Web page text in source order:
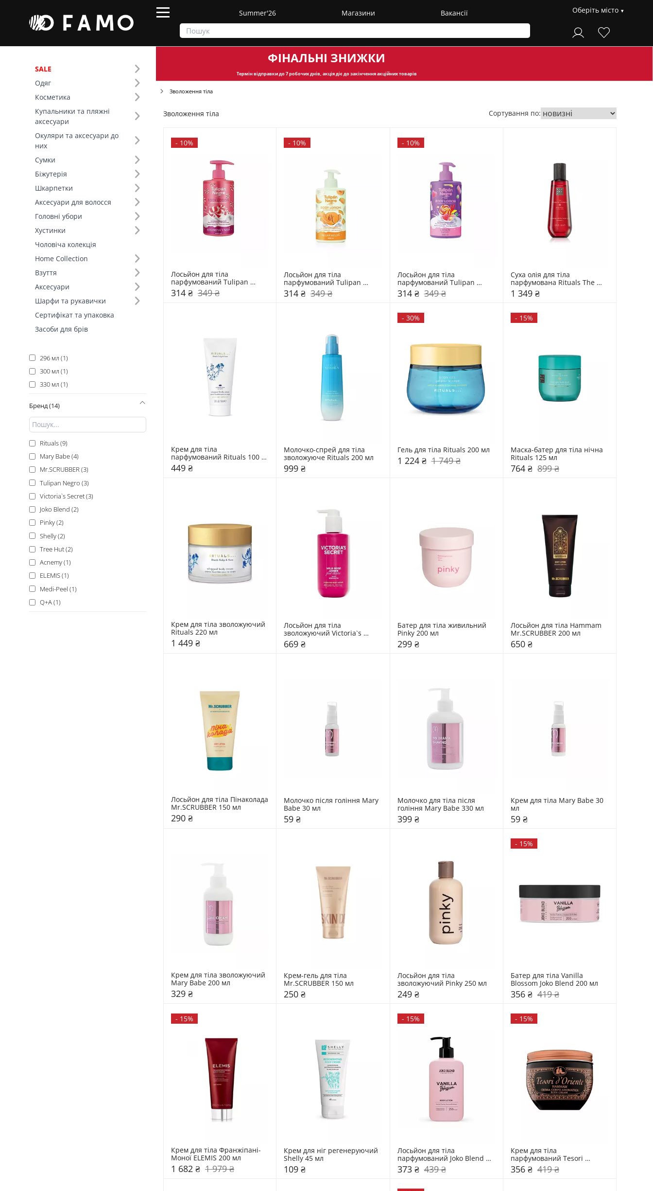
Summer'26 Магазини Вакансії Оберіть місто
SALE
Одяг
Косметика
Купальники та пляжні
аксесуари
Окуляри та аксесуари до
них
Сумки
Біжутерія
Шкарпетки
Аксесуари для волосся
Головні убори
Хустинки
Чоловіча колекція
Home Collection
Взуття
Аксесуари
Шарфи та рукавички
Сертифікат та упаковка
Засоби для брів
ФІНАЛЬНІ ЗНИЖКИ
Термін відправкидо 7 робочих днів, акція діє до закінчення акційних товарів
Догляд за тілом Зволоження тіла
Фільтр
Ціна
SALE
Розмір (17)
236 мл (2)
30 мл (2)
100 мл (1)
125 мл (1)
240 мл (1)
296 мл (1)
300 мл (1)
330 мл (1)
50 мл (1)
70 мл (1)
Бренд (14)
Rituals (9)
Mary Babe (4)
Mr.SCRUBBER (3)
Tulipan Negro (3)
Victoria`s Secret (3)
Joko Blend (2)
Pinky (2)
Shelly (2)
Tree Hut (2)
Acnemy (1)
ELEMIS (1)
Medi-Peel (1)
Q+A (1)
Зволоження тіла Сортування по:
- 10%
Лосьйон для тіла
парфумований Tulipan
Negro Полуничний крем
314 ₴ 349 ₴
- 10%
Лосьйон для тіла
парфумований Tulipan
Negro Цукрова диня
314 ₴ 349 ₴
- 10%
Лосьйон для тіла
парфумований Tulipan
Negro Солодкі Фантазії
314 ₴ 349 ₴
Суха олія для тіла
парфумована Rituals The
Ritual of Ayurveda
1 349 ₴
Крем для тіла
парфумований Rituals 100
мл
449 ₴
Молочко-спрей для тіла
999 ₴
- 30%
1 224 ₴ 1 749 ₴
- 15%
Маска-батер для тіла нічна
764 ₴ 899 ₴
Крем для тіла зволожуючий
1 449 ₴
Лосьйон для тіла
зволожуючий Victoria`s
669 ₴
Батер для тіла живильний
299 ₴
Лосьйон для тіла Hammam
650 ₴
Лосьйон для тіла Пінаколада
290 ₴
Молочко після гоління Mary
59 ₴
Молочко для тіла після
399 ₴
Крем для тіла Mary Babe 30
59 ₴
Крем для тіла зволожуючий
329 ₴
Крем-гель для тіла
250 ₴
Лосьйон для тіла
249 ₴
- 15%
Батер для тіла Vanilla
356 ₴ 419 ₴
- 15%
Крем для тіла Франжіпані-
1 682 ₴ 1 979 ₴
Крем для ніг регенеруючий
109 ₴
- 15%
Лосьйон для тіла
парфумований Joko Blend
373 ₴ 439 ₴
- 15%
Крем для тіла
парфумований Tesori
356 ₴ 419 ₴